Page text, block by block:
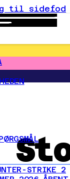
til sidefod
STRIKE 2